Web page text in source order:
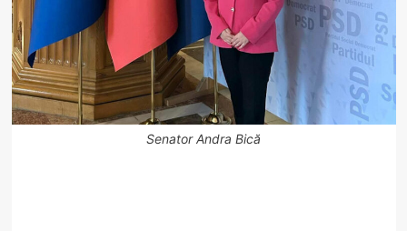
Senator Andra Bică